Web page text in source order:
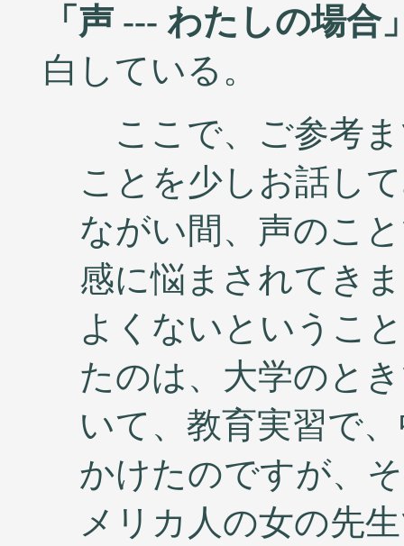
「声 --- わたしの場合
白している。
ここで、ご参考
ことを少しお話し
ながい間、声のこ
感に悩まされてき
よくないというこ
たのは、大学のと
いて、教育実習で
かけたのですが、
メリカ人の女の先